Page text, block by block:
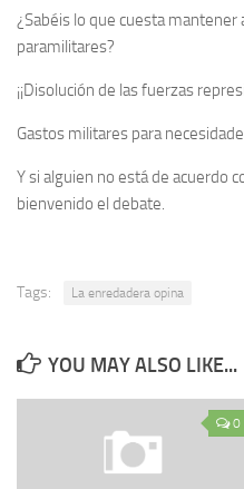
¿Sabéis lo que cuesta
paramilitares?
¡¡Disolución de las fuerzas
Gastos militares para
Y si alguien no está de acuerdo
bienvenido el debate.
Tags: La enredadera opina
YOU MAY ALSO LIKE...
0